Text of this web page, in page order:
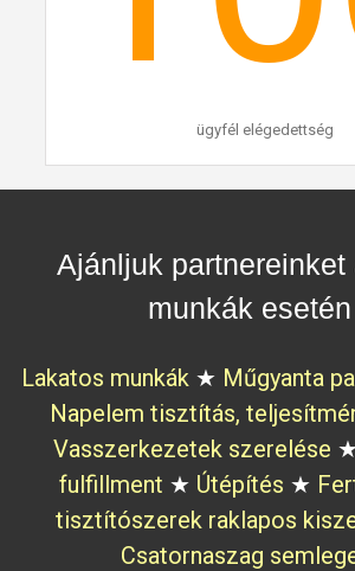
ügyfél elégedettség
Ajánljuk partnereinket
munkák
Lakatos munkák ★ Műgyanta
Napelem tisztítás,
Vasszerkezetek szerelése
fulfillment ★ Útépítés ★
tisztítószerek raklapos
Csatornaszag